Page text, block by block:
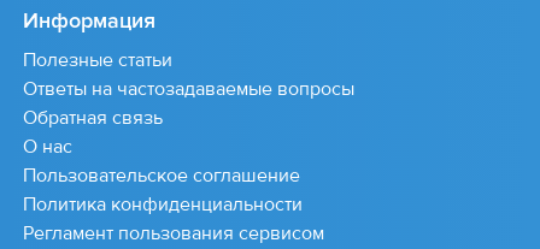
Информация
Полезные статьи
Ответы на частозадаваемые вопросы
Обратная связь
О нас
Пользовательское соглашение
Политика конфиденциальности
Регламент пользования сервисом